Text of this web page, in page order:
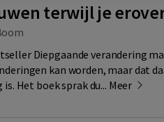
terwijl je
Diepgaande verandering
kan worden, maar dat
Het boek sprak du... Meer